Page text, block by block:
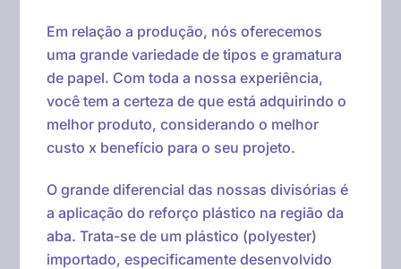
Em relação a produção, nós oferecemos
uma grande variedade de tipos e gramatura
de papel. Com toda a nossa experiência,
você tem a certeza de que está adquirindo o
melhor produto, considerando o melhor
custo x benefício para o seu projeto.
O grande diferencial das nossas divisórias é
a aplicação do reforço plástico na região da
aba. Trata-se de um plástico (polyester)
importado, especificamente desenvolvido